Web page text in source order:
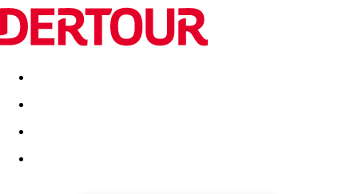
Destinatii Vacanta perfecta OFERTE DE NERATAT